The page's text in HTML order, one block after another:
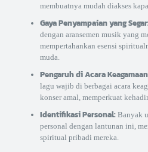
membuatnya mudah diakses
Gaya Penyampaian yang
dengan aransemen musik yang
mempertahankan esensi
muda.
Pengaruh di Acara
lagu wajib di berbagai acara
konser amal, memperkuat
Identifikasi Personal:Banyak
personal dengan lantunan ini,
spiritual pribadi mereka.